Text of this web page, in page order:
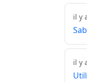
il y
il y